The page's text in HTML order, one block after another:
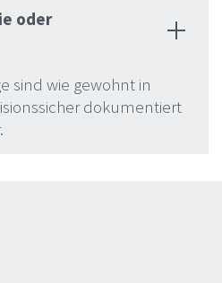
oder
sind wie gewohnt in
dokumentiert